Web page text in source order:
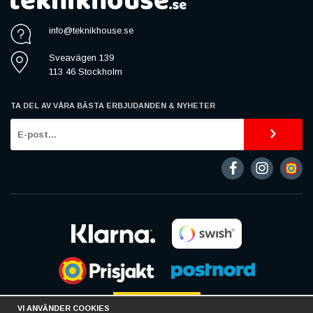
info@teknikhouse.se
Sveavägen 139
113 46 Stockholm
TA DEL AV VÅRA BÄSTA ERBJUDANDEN & NYHETER
VI ANVÄNDER COOKIES